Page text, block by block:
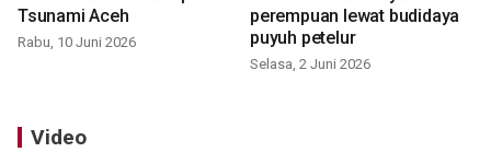
Tsunami Aceh
Rabu, 10 Juni 2026
perempuan lewat budidaya
puyuh petelur
Selasa, 2 Juni 2026
Video